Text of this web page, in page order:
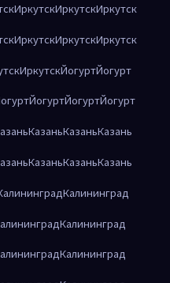
ИркутскИркутскИркутск
ИркутскИркутскИркутск
ИркутскЙогуртЙогурт
ЙогуртЙогуртЙогурт
КазаньКазаньКазань
КазаньКазаньКазань
Калининград
Калининград
Калининград